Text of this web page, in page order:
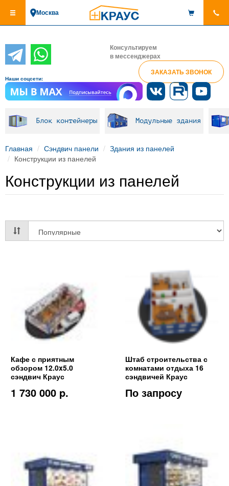
основному
Москва
Консультируем
в мессенджерах
ЗАКАЗАТЬ ЗВОНОК
Наши соцсети:
Блок контейнеры Модульные здания
Главная Сэндвич панели
Здания из панелей
Конструкции из панелей
Конструкции из панелей
Кафе с приятным
обзором 12.0x5.0
сэндвич Краус
1 730 000 p.
Штаб строительства с
комнатами отдыха 16
сэндвичей Краус
По запросу